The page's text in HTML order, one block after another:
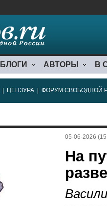
БЛОГИ АВТОРЫ В
ЦЕНЗУРА ФОРУМ СВОБОДНОЙ
05-06-2026
На